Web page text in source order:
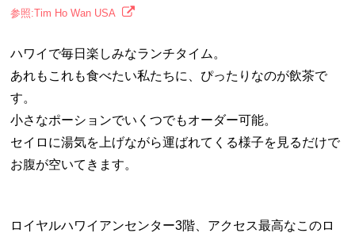
参照:Tim Ho Wan USA
ハワイで毎日楽しみなランチタイム。
あれもこれも食べたい私たちに、ぴったりなのが飲茶で
す。
小さなポーションでいくつでもオーダー可能。
セイロに湯気を上げながら運ばれてくる様子を見るだけで
お腹が空いてきます。
ロイヤルハワイアンセンター3階、アクセス最高なこのロ